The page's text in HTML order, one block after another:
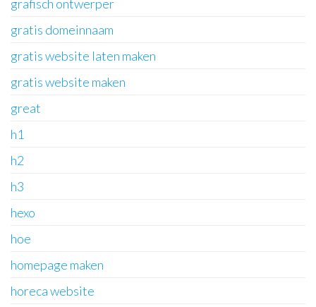
grafisch ontwerper
gratis domeinnaam
gratis website laten maken
gratis website maken
great
h1
h2
h3
hexo
hoe
homepage maken
horeca website